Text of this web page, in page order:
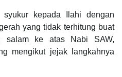
kepada Ilahi dengan
yang tidak terhitung buat
salam ke atas Nabi SAW,
mengikut jejak langkahnya